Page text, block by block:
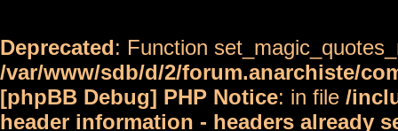
Deprecated: Function
/var/www/sdb/d/2/forum.anarchiste/
[phpBB Debug] PHP Notice: in file /
header information - headers already